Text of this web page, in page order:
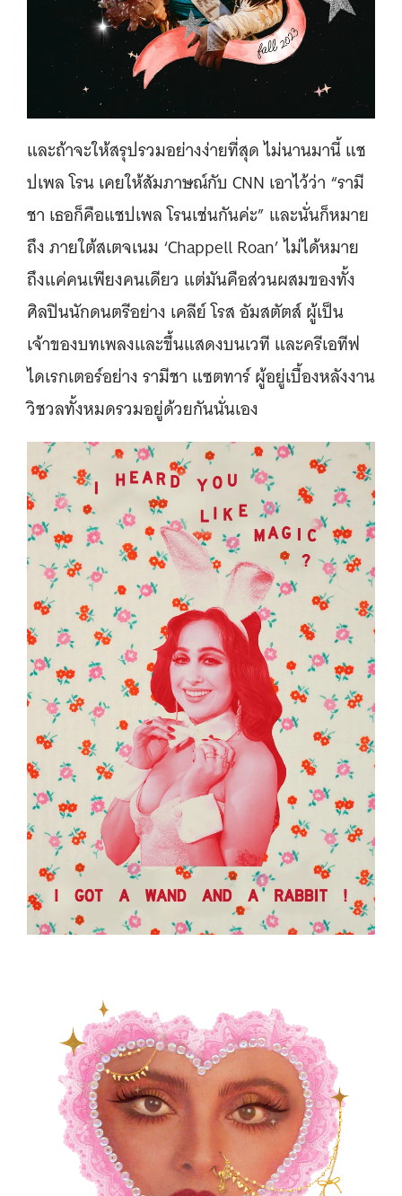
และถ้าจะให้สรุปรวมอย่างง่ายที่สุด ไม่นานมานี้ แช
ปเพล โรน เคยให้สัมภาษณ์กับ CNN เอาไว้ว่า “รามี
ชา เธอก็คือแชปเพล โรนเช่นกันค่ะ” และนั่นก็หมาย
ถึง ภายใต้สเตจเนม ‘Chappell Roan’ ไม่ได้หมาย
ถึงแค่คนเพียงคนเดียว แต่มันคือส่วนผสมของทั้ง
ศิลปินนักดนตรีอย่าง เคลีย์ โรส อัมสตัตส์ ผู้เป็น
เจ้าของบทเพลงและขึ้นแสดงบนเวที และครีเอทีฟ
ไดเรกเตอร์อย่าง รามีชา แซตทาร์ ผู้อยู่เบื้องหลังงาน
วิชวลทั้งหมดรวมอยู่ด้วยกันนั่นเอง